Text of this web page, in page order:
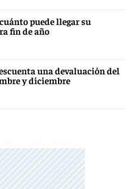
puede llegar su
fin de año
una devaluación del
y diciembre